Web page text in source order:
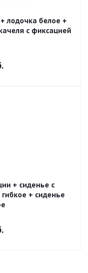
лодочка белое +
с фиксацией
+ сиденье с
+ сиденье